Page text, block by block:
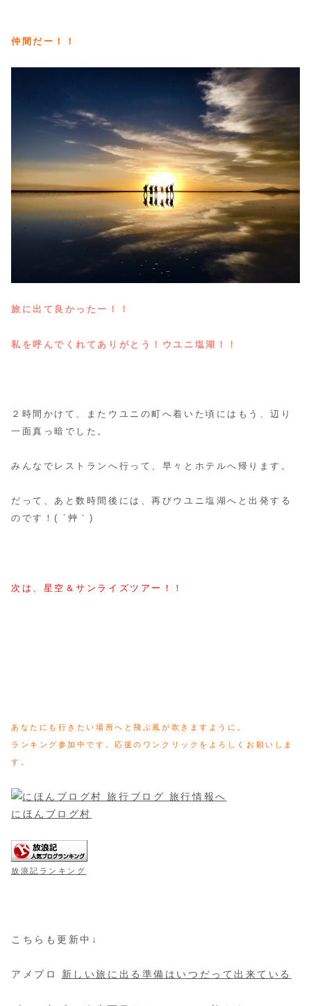
仲間だー！！
旅に出て良かったー！！
私を呼んでくれてありがとう！ウユニ塩湖！！
２時間かけて、またウユニの町へ着いた頃にはもう、辺り
一面真っ暗でした。
みんなでレストランへ行って、早々とホテルへ帰ります。
だって、あと数時間後には、再びウユニ塩湖へと出発する
のです！( ´艸｀)
次は、星空＆サンライズツアー！！
あなたにも行きたい場所へと飛ぶ風が吹きますように。
ランキング参加中です。応援のワンクリックをよろしくお願いしま
す。
にほんブログ村
放浪記ランキング
こちらも更新中↓
アメブロ 新しい旅に出る準備はいつだって出来ている